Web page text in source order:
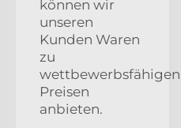
können wir
unseren
Kunden Waren
zu
wettbewerbsfähigen
Preisen
anbieten.